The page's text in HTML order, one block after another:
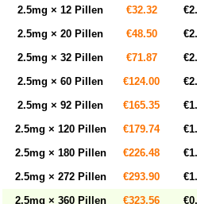
2.5mg × 12 Pillen €32.32
2.5mg × 20 Pillen €48.50
2.5mg × 32 Pillen €71.87
2.5mg × 60 Pillen €124.00
2.5mg × 92 Pillen €165.35
2.5mg × 120 Pillen €179.74
2.5mg × 180 Pillen €226.48
2.5mg × 272 Pillen €293.90
2.5mg × 360 Pillen €323.56